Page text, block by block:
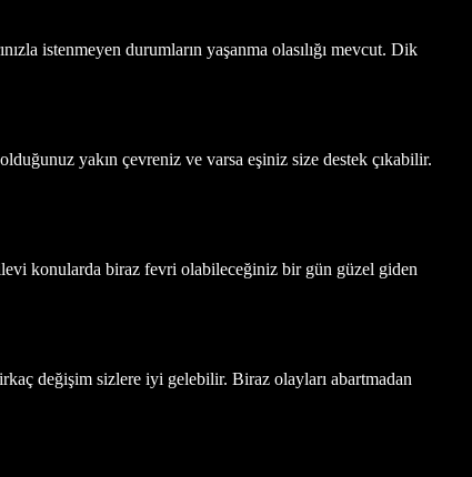
istenmeyen durumların yaşanma olasılığı mevcut. Dik
yakın çevreniz ve varsa eşiniz size destek çıkabilir.
konularda biraz fevri olabileceğiniz bir gün güzel giden
değişim sizlere iyi gelebilir. Biraz olayları abartmadan